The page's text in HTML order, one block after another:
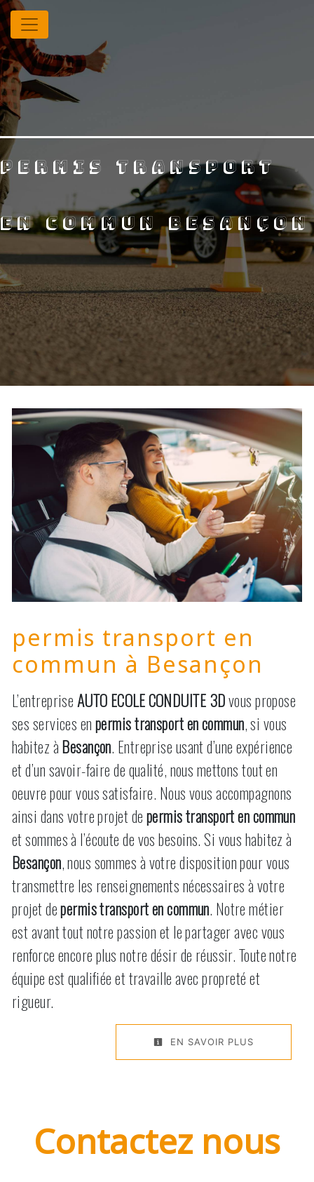
Panneau de gestion des cookies
permis transport
en commun Besançon
permis transport en
commun à Besançon
L’entreprise AUTO ECOLE CONDUITE 3Dvous propose
ses services enpermis transport en commun, si vous
habitez àBesançon. Entreprise usant d’une expérience
et d’un savoir-faire de qualité, nous mettons tout en
oeuvre pour vous satisfaire. Nous vous accompagnons
ainsi dans votre projet depermis transport en commun
et sommes à l’écoute de vos besoins. Si vous habitez à
Besançon, nous sommes à votre disposition pour vous
transmettre les renseignements nécessaires à votre
projet depermis transport en commun. Notre métier
est avant tout notre passion et le partager avec vous
renforce encore plus notre désir de réussir. Toute notre
équipe est qualifiée et travaille avec propreté et
rigueur.
EN SAVOIR PLUS
Contactez nous